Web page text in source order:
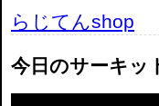
らじてんshop
今日のサーキッ